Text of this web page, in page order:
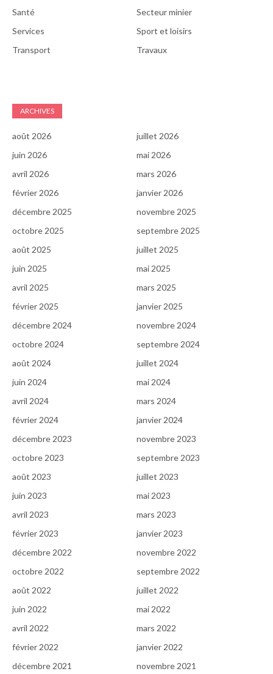
Santé
Secteur minier
Services
Sport et loisirs
Transport
Travaux
ARCHIVES
août 2026
juillet 2026
juin 2026
mai 2026
avril 2026
mars 2026
février 2026
janvier 2026
décembre 2025
novembre 2025
octobre 2025
septembre 2025
août 2025
juillet 2025
juin 2025
mai 2025
avril 2025
mars 2025
février 2025
janvier 2025
décembre 2024
novembre 2024
octobre 2024
septembre 2024
août 2024
juillet 2024
juin 2024
mai 2024
avril 2024
mars 2024
février 2024
janvier 2024
décembre 2023
novembre 2023
octobre 2023
septembre 2023
août 2023
juillet 2023
juin 2023
mai 2023
avril 2023
mars 2023
février 2023
janvier 2023
décembre 2022
novembre 2022
octobre 2022
septembre 2022
août 2022
juillet 2022
juin 2022
mai 2022
avril 2022
mars 2022
février 2022
janvier 2022
décembre 2021
novembre 2021